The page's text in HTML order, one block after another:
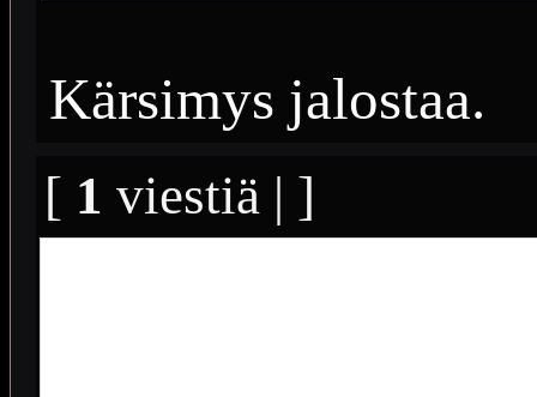
Kärsimys jalostaa.
[ 1 viestiä | ]